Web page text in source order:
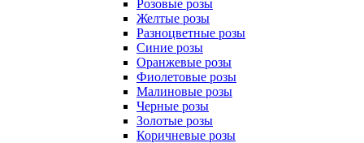
Розовые розы
Желтые розы
Разноцветные розы
Синие розы
Оранжевые розы
Фиолетовые розы
Малиновые розы
Черные розы
Золотые розы
Коричневые розы